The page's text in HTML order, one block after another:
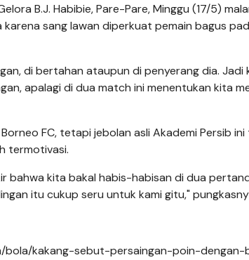
B.J. Habibie, Pare-Pare, Minggu (17/5)
sang lawan diperkuat pemain bagus
di bertahan ataupun di penyerang dia. Jadi
apalagi di dua match ini menentukan kita
FC, tetapi jebolan asli Akademi Persib ini
termotivasi.
bahwa kita bakal habis-habisan di dua
itu cukup seru untuk kami gitu,"
bola/kakang-sebut-persaingan-poin-